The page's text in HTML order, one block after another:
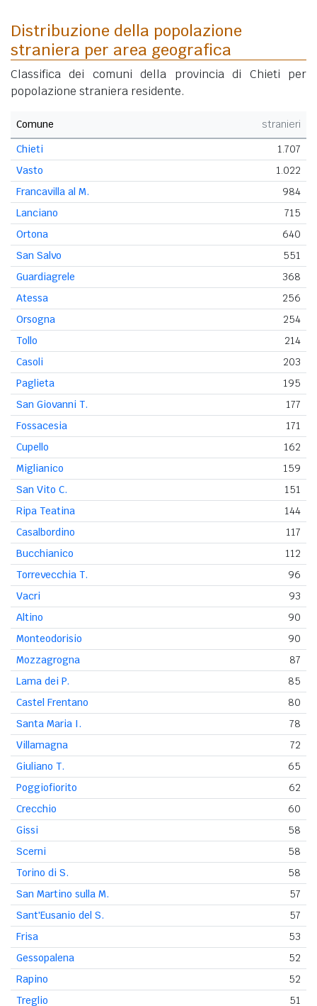
Distribuzione della popolazione
straniera per area geografica
Classifica dei comuni della provincia di Chieti per
popolazione straniera residente.
Comune
stranieri
Chieti
1.707
Vasto
1.022
Francavilla al M.
984
Lanciano
715
Ortona
640
San Salvo
551
Guardiagrele
368
Atessa
256
Orsogna
254
Tollo
214
Casoli
203
Paglieta
195
San Giovanni T.
177
Fossacesia
171
Cupello
162
Miglianico
159
San Vito C.
151
Ripa Teatina
144
Casalbordino
117
Bucchianico
112
Torrevecchia T.
96
Vacri
93
Altino
90
Monteodorisio
90
Mozzagrogna
87
Lama dei P.
85
Castel Frentano
80
Santa Maria I.
78
Villamagna
72
Giuliano T.
65
Poggiofiorito
62
Crecchio
60
Gissi
58
Scerni
58
Torino di S.
58
San Martino sulla M.
57
Sant'Eusanio del S.
57
Frisa
53
Gessopalena
52
Rapino
52
Treglio
51